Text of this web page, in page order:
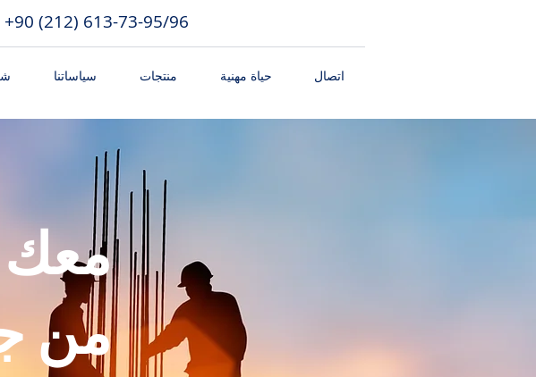
+90 (212) 613-73-95/96
سياساتنا منتجات حياة مهنية اتصال
معك
من